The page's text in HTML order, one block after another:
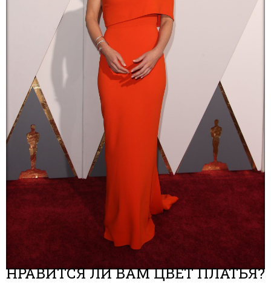
НРАВИТСЯ ЛИ ВАМ ЦВЕТ ПЛАТЬЯ?